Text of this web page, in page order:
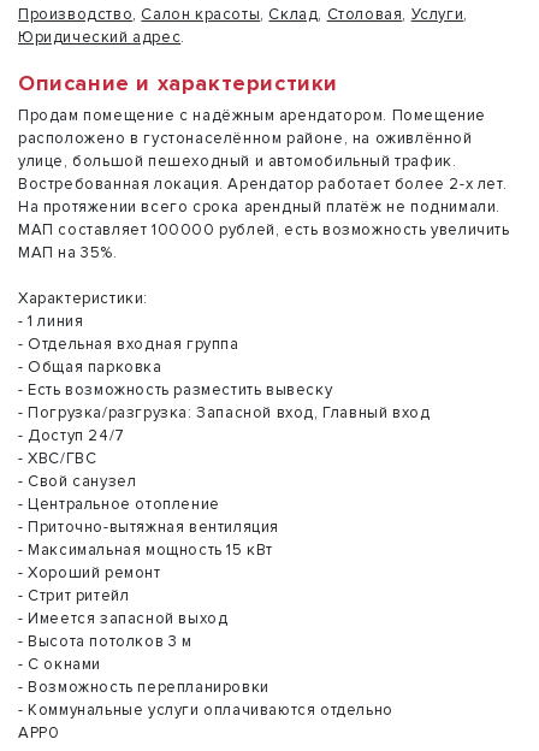
Производство, Салон красоты, Склад, Столовая, Услуги,
Юридический адрес.
Описание и характеристики
Продам помещение с надёжным арендатором. Помещение
расположено в густонаселённом районе, на оживлённой
улице, большой пешеходный и автомобильный трафик.
Востребованная локация. Арендатор работает более 2-х лет.
На протяжении всего срока арендный платёж не поднимали.
МАП составляет 100000 рублей, есть возможность увеличить
МАП на 35%.
Характеристики:
- 1 линия
- Отдельная входная группа
- Общая парковка
- Есть возможность разместить вывеску
- Погрузка/разгрузка: Запасной вход, Главный вход
- Доступ 24/7
- ХВС/ГВС
- Свой санузел
- Центральное отопление
- Приточно-вытяжная вентиляция
- Максимальная мощность 15 кВт
- Хороший ремонт
- Стрит ритейл
- Имеется запасной выход
- Высота потолков 3 м
- С окнами
- Возможность перепланировки
- Коммунальные услуги оплачиваются отдельно
АРР0